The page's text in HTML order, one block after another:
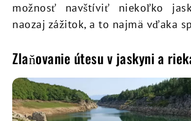
možnosť navštíviť niekoľko
naozaj zážitok, a to najmä vďaka
Zlaňovanie útesu v jaskyni a